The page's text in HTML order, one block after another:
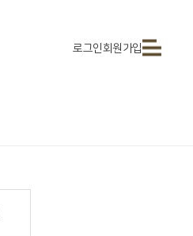
로그인회원가입